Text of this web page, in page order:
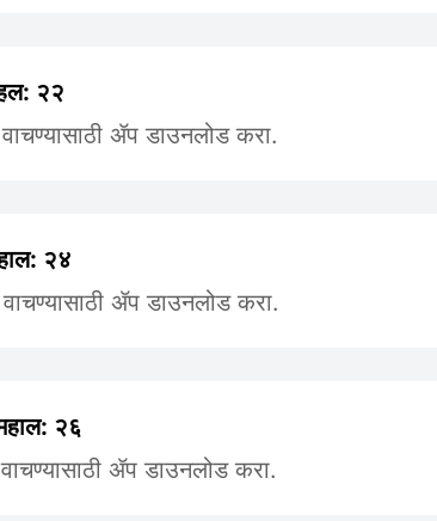
२२
ॲप डाउनलोड करा.
२४
वाचण्यासाठी ॲप डाउनलोड करा.
२६
ॲप डाउनलोड करा.